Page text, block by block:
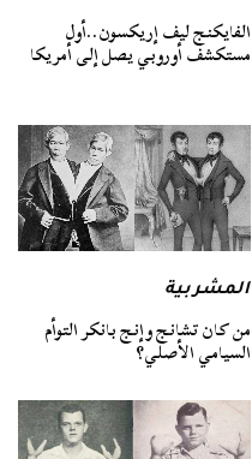
الفايكنج ليف إريكسون..أول
مستكشف أوروبي يصل إلى أمريكا
المشربية
من كان تشانج وإنج بانكر التوأم
السيامي الأصلي؟